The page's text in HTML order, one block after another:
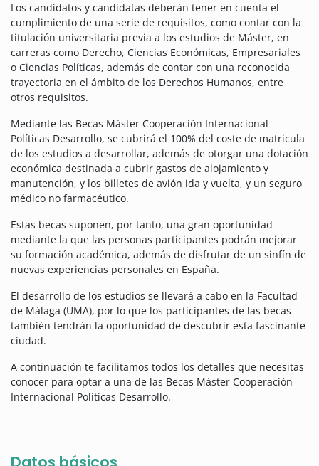
Los candidatos y candidatas deberán tener en cuenta el
cumplimiento de una serie de requisitos, como contar con la
titulación universitaria previa a los estudios de Máster, en
carreras como Derecho, Ciencias Económicas, Empresariales
o Ciencias Políticas, además de contar con una reconocida
trayectoria en el ámbito de los Derechos Humanos, entre
otros requisitos.
Mediante las Becas Máster Cooperación Internacional
Políticas Desarrollo, se cubrirá el 100% del coste de matricula
de los estudios a desarrollar, además de otorgar una dotación
económica destinada a cubrir gastos de alojamiento y
manutención, y los billetes de avión ida y vuelta, y un seguro
médico no farmacéutico.
Estas becas suponen, por tanto, una gran oportunidad
mediante la que las personas participantes podrán mejorar
su formación académica, además de disfrutar de un sinfín de
nuevas experiencias personales en España.
El desarrollo de los estudios se llevará a cabo en la Facultad
de Málaga (UMA), por lo que los participantes de las becas
también tendrán la oportunidad de descubrir esta fascinante
ciudad.
A continuación te facilitamos todos los detalles que necesitas
conocer para optar a una de las Becas Máster Cooperación
Internacional Políticas Desarrollo.